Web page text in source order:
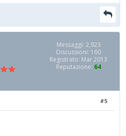
Messaggi: 2,923
Discussioni: 160
Registrato: Mar 2013
Reputazione: 64
#5